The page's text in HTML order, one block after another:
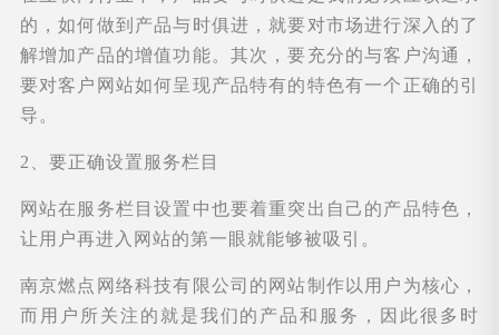
的，如何做到产品与时俱进，就要对市场进行深入的了
解增加产品的增值功能。其次，要充分的与客户沟通，
要对客户网站如何呈现产品特有的特色有一个正确的引
导。
2、要正确设置服务栏目
网站在服务栏目设置中也要着重突出自己的产品特色，
让用户再进入网站的第一眼就能够被吸引。
南京燃点网络科技有限公司的网站制作以用户为核心，
而用户所关注的就是我们的产品和服务，因此很多时